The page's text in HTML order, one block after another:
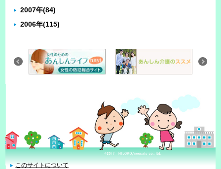
2007年(84)
2006年(115)
このサイトについて